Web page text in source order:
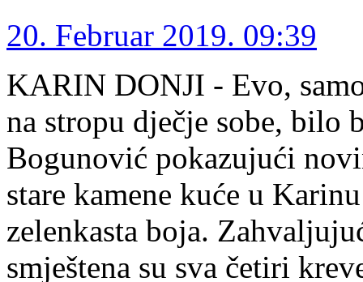
20. Februar 2019. 09:39
KARIN DONJI - Evo,
na stropu dječje sobe,
Bogunović pokazujući
stare kamene kuće u
zelenkasta boja.
smještena su sva četiri